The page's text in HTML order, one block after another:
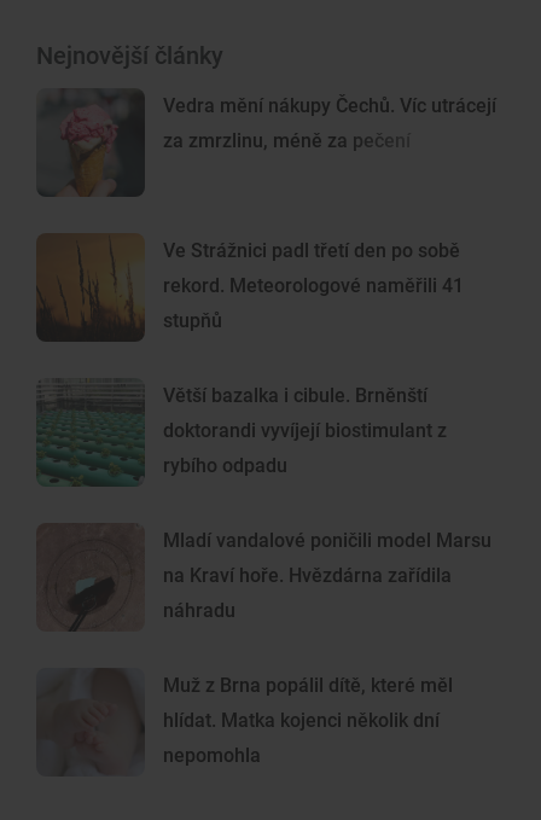
Nejnovější články
Vedra mění nákupy Čechů. Víc utrácejí
za zmrzlinu, méně za pečení
Ve Strážnici padl třetí den po sobě
rekord. Meteorologové naměřili 41
stupňů
Větší bazalka i cibule. Brněnští
doktorandi vyvíjejí biostimulant z
rybího odpadu
Mladí vandalové poničili model Marsu
na Kraví hoře. Hvězdárna zařídila
náhradu
Muž z Brna popálil dítě, které měl
hlídat. Matka kojenci několik dní
nepomohla